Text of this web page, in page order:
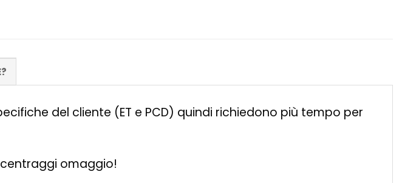
del cliente (ET e PCD) quindi richiedono più tempo per
centraggi omaggio!